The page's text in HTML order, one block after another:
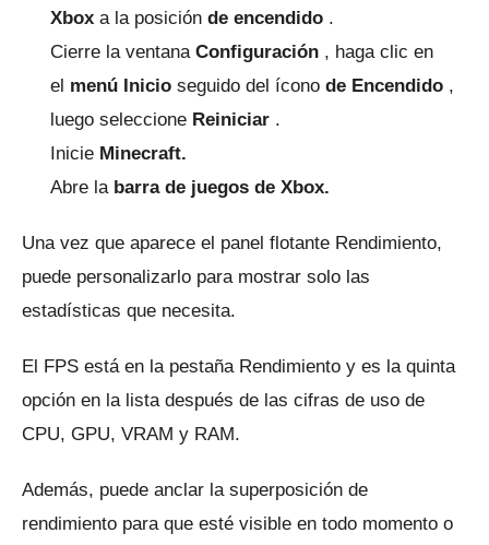
Xbox a la posición de encendido .
Cierre la ventana Configuración , haga clic en
el menú Inicio seguido del ícono de Encendido ,
luego seleccione Reiniciar .
Inicie Minecraft.
Abre la barra de juegos de Xbox.
Una vez que aparece el panel flotante Rendimiento,
puede personalizarlo para mostrar solo las
estadísticas que necesita.
El FPS está en la pestaña Rendimiento y es la quinta
opción en la lista después de las cifras de uso de
CPU, GPU, VRAM y RAM.
Además, puede anclar la superposición de
rendimiento para que esté visible en todo momento o